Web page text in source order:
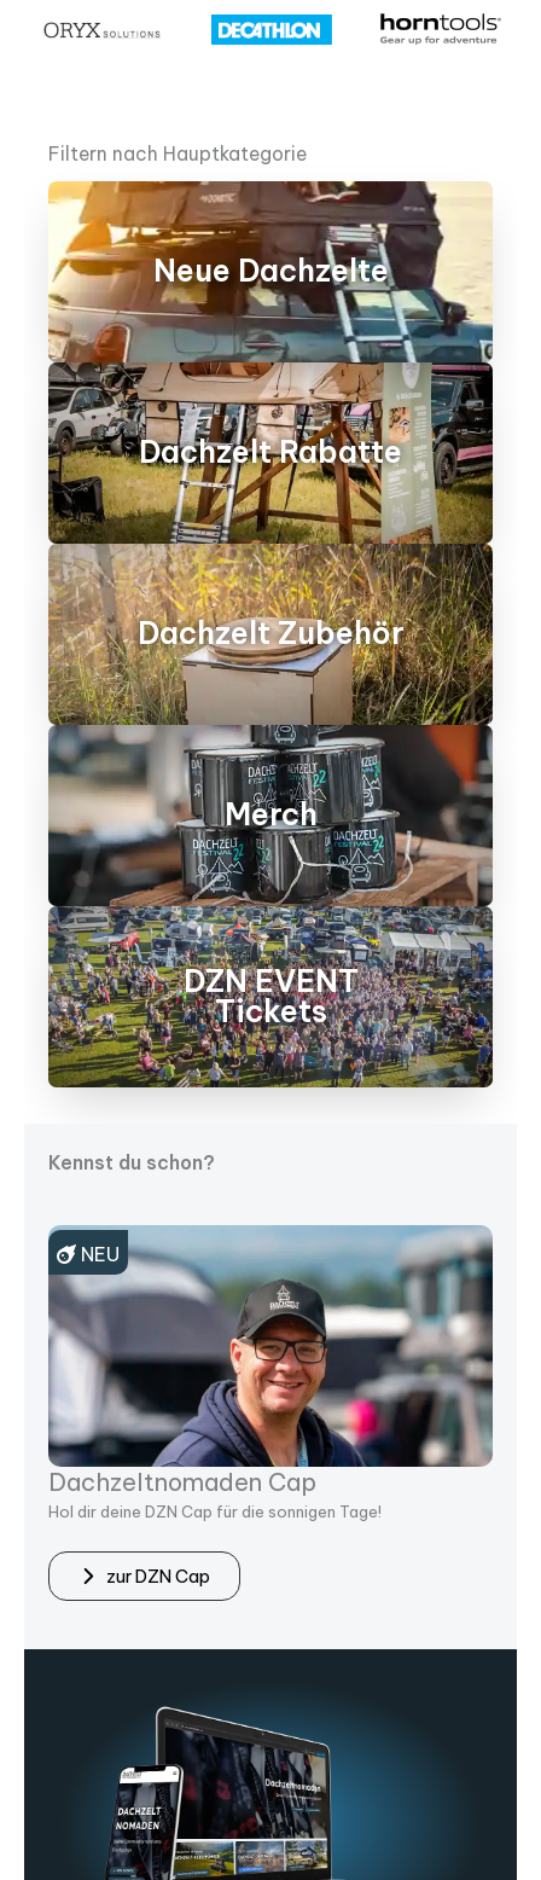
Filtern nach Hauptkategorie
Neue Dachzelte
Dachzelt Rabatte
Dachzelt Zubehör
Merch
DZN EVENT
Tickets
Kennst du schon?
Cap
die sonnigen Tage!
Rabatt Code
Dachzelt Reiseführer
150 Stellplätze für